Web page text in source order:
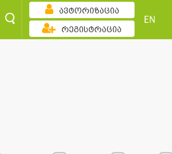
ავტორიზაცია
რეგისტრაცია
EN